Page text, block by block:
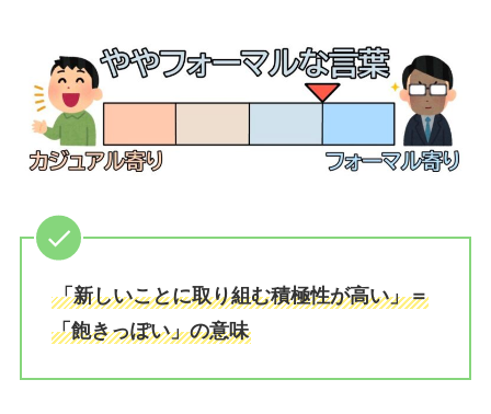
「新しいことに取り組む積極性が高い」＝
「飽きっぽい」の意味